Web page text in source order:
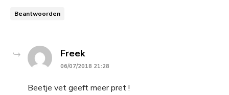
Beantwoorden
Freeksays:
06/07/2018 21:28
Beetje vet geeft meer pret !